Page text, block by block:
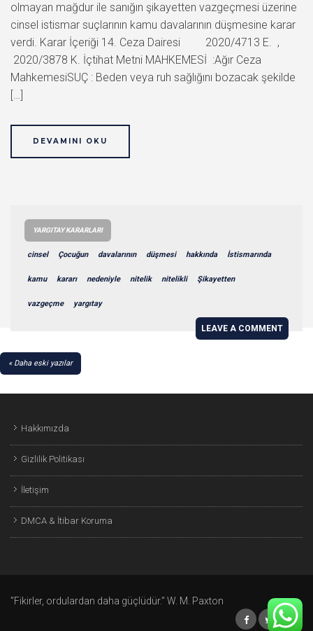
olmayan mağdur ile sanığın şikayetten vazgeçmesi üzerine
cinsel istismar suçlarının kamu davalarının düşmesine karar
verdi. Karar İçeriği 14. Ceza Dairesi 2020/4713 E. ,
2020/3878 K. İçtihat Metni MAHKEMESİ :Ağır Ceza
MahkemesiSUÇ : Beden veya ruh sağlığını bozacak şekilde
[…]
DEVAMINI OKU
YARGITAY KARARLARI
cinsel Çocuğun davalarının düşmesi hakkında İstismarında
kamu kararı nedeniyle nitelik nitelikli Şikayetten
vazgeçme yargıtay
LEAVE A COMMENT
YAZI
Daha eski yazılar
Hakkımızda
Gizlilik Politikası
İletişim
DMCA & İtibar Koruma
"Fikirler, ordulardan daha güçlüdür." W. M. Paxton